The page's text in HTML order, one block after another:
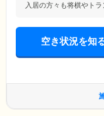
入居の方々も将棋やト
空き状況を知